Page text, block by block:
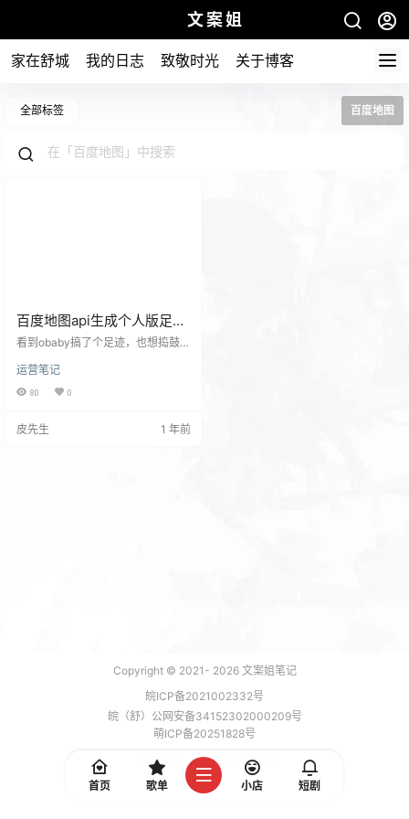
文案姐
家在舒城 我的日志 致敬时光 关于博客
全部标签 百度地图
百度地图api生成个人版足迹
功能
看到obaby搞了个足迹，也想捣鼓捣
没去过多少地方，去过的地方没有
写文记录很多事情都忘记了。 今天
加旅行的封面图并指向你的博文链
运营笔记
80 0
皮先生 1 年前
Copyright © 2021- 2026文案姐笔记
皖ICP备2021002332号
皖（舒）公网安备34152302000209号
萌ICP备20251828号
加载 7 能，功耗 0.1831 焦耳
首页
歌单 小店 短剧